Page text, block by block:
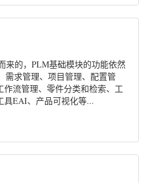
来的，PLM基础模块的功能依然
需求管理、项目管理、配置管
流管理、零件分类和检索、工
具EAI、产品可视化等...